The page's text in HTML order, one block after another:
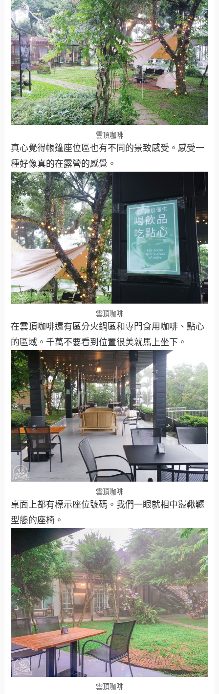
雲頂咖啡
真心覺得帳篷座位區也有不同的景致感受。感受一
種好像真的在露營的感覺。
雲頂咖啡
在雲頂咖啡還有區分火鍋區和專門食用咖啡、點心
的區域。千萬不要看到位置很美就馬上坐下。
雲頂咖啡
桌面上都有標示座位號碼。我們一眼就相中盪鞦韆
型態的座椅。
雲頂咖啡